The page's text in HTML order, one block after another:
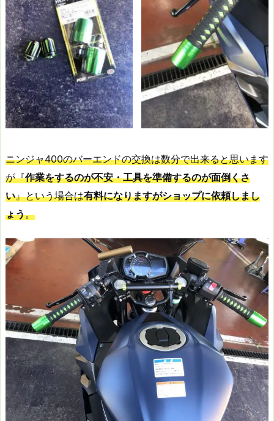
ニンジャ400のバーエンドの交換は数分で出来ると思います
が『作業をするのが不安・工具を準備するのが面倒くさ
い』という場合は有料になりますがショップに依頼しまし
ょう。